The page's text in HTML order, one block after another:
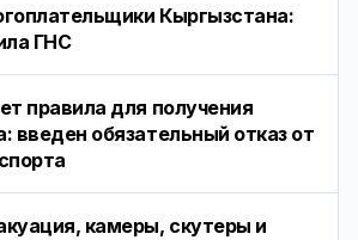
Кыргызстана:
ГНС
правила для получения
введен обязательный отказ от
камеры, скутеры и